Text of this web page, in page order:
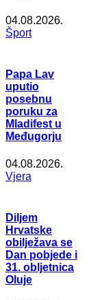
04.08.2026.
Šport
Papa Lav
uputio
posebnu
poruku za
Mladifest u
Međugorju
04.08.2026.
Vjera
Diljem
Hrvatske
obilježava se
Dan pobjede i
31. obljetnica
Oluje